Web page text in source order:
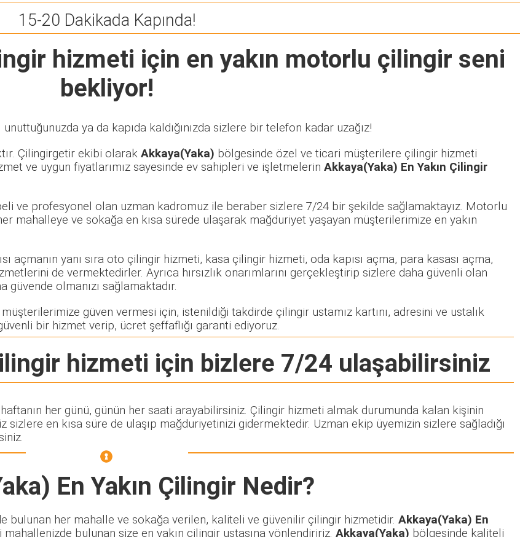
15-20 Dakikada Kapında!
hizmeti için en yakın motorlu çilingir seni
bekliyor!
unuttuğunuzda ya da kapıda kaldığınızda sizlere bir telefon kadar uzağız!
Çilingirgetir ekibi olarak Akkaya(Yaka) bölgesinde özel ve ticari müşterilere çilingir hizmeti
ve uygun fiyatlarımız sayesinde ev sahipleri ve işletmelerin Akkaya(Yaka) En Yakın Çilingir
ve profesyonel olan uzman kadromuz ile beraber sizlere 7/24 bir şekilde sağlamaktayız. Motorlu
mahalleye ve sokağa en kısa sürede ulaşarak mağduriyet yaşayan müşterilerimize en yakın
açmanın yanı sıra oto çilingir hizmeti, kasa çilingir hizmeti, oda kapısı açma, para kasası açma,
de vermektedirler. Ayrıca hırsızlık onarımlarını gerçekleştirip sizlere daha güvenli olan
olmanızı sağlamaktadır.
güven vermesi için, istenildiği takdirde çilingir ustamız kartını, adresini ve ustalık
bir hizmet verip, ücret şeffaflığı garanti ediyoruz.
hizmeti için bizlere 7/24 ulaşabilirsiniz
her günü, günün her saati arayabilirsiniz. Çilingir hizmeti almak durumunda kalan kişinin
en kısa süre de ulaşıp mağduriyetinizi gidermektedir. Uzman ekip üyemizin sizlere sağladığı
En Yakın Çilingir Nedir?
bulunan her mahalle ve sokağa verilen, kaliteli ve güvenilir çilingir hizmetidir. Akkaya(Yaka) En
bulunan size en yakın çilingir ustasına yönlendiririz. Akkaya(Yaka) bölgesinde kaliteli